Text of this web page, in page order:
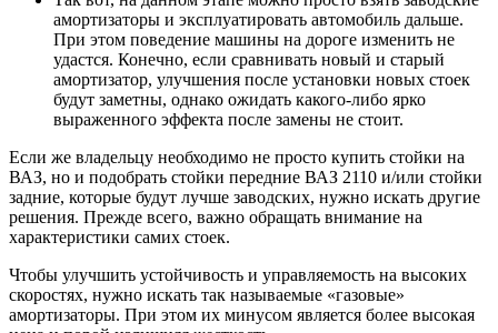
амортизаторы и эксплуатировать автомобиль дальше.
При этом поведение машины на дороге изменить не
удастся. Конечно, если сравнивать новый и старый
амортизатор, улучшения после установки новых стоек
будут заметны, однако ожидать какого-либо ярко
выраженного эффекта после замены не стоит.
Если же владельцу необходимо не просто купить стойки на
ВАЗ, но и подобрать стойки передние ВАЗ 2110 и/или стойки
задние, которые будут лучше заводских, нужно искать другие
решения. Прежде всего, важно обращать внимание на
характеристики самих стоек.
Чтобы улучшить устойчивость и управляемость на высоких
скоростях, нужно искать так называемые «газовые»
амортизаторы. При этом их минусом является более высокая